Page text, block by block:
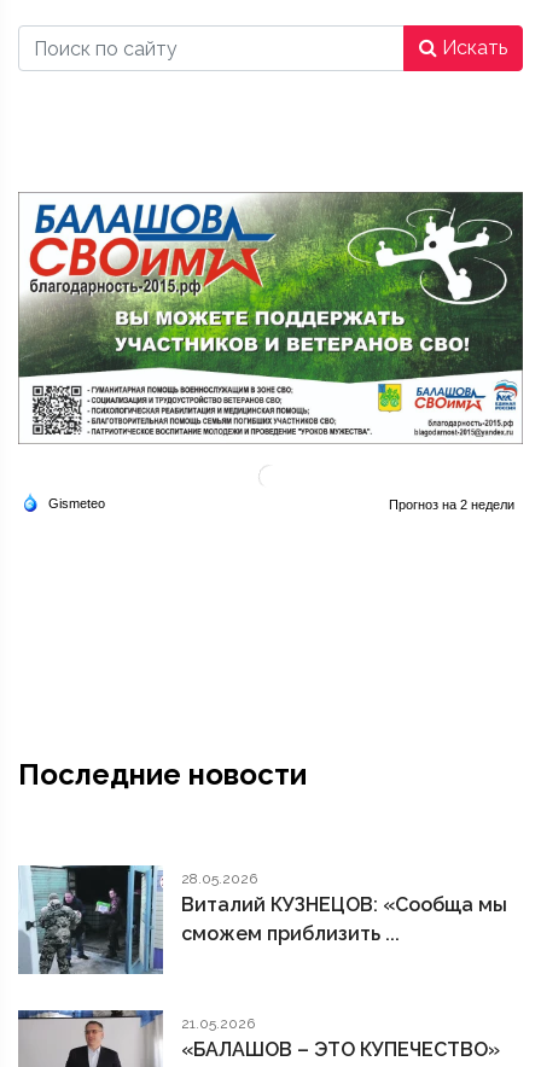
Искать
Последние новости
28.05.2026
Виталий КУЗНЕЦОВ: «Сообща мы
сможем приблизить ...
21.05.2026
«БАЛАШОВ – ЭТО КУПЕЧЕСТВО»